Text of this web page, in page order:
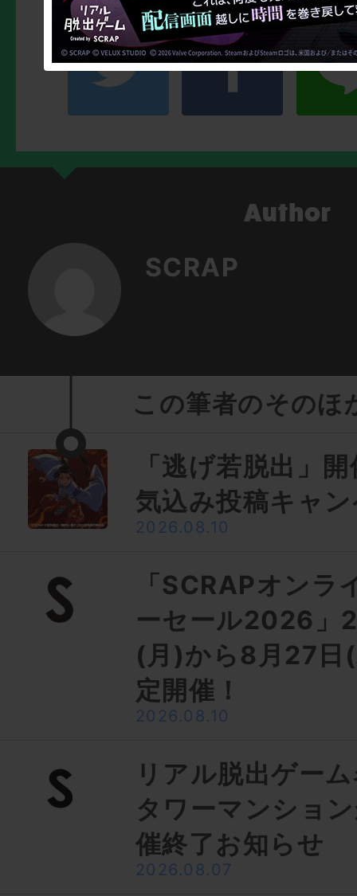
SCRAP
この筆者のそのほ
「逃げ若脱出」
気込み投稿キャ
2026.08.10
「SCRAPオンラ
ーセール2026」
(月)から8月27日
定開催！
2026.08.10
リアル脱出ゲー
タワーマンショ
催終了お知らせ
2026.08.07